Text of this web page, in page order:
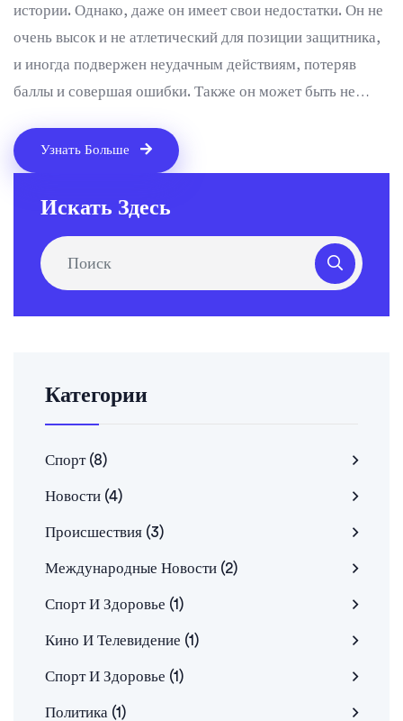
истории. Однако, даже он имеет свои недостатки. Он не
очень высок и не атлетический для позиции защитника,
и иногда подвержен неудачным действиям, потеряв
баллы и совершая ошибки. Также он может быть не
нападающего, что может приводить к недостаточной
реализации возможностей.
Узнать Больше
Искать Здесь
Категории
Спорт (8)
Новости (4)
Происшествия (3)
Международные Новости (2)
Спорт И Здоровье (1)
Кино И Телевидение (1)
Спорт И Здоровье (1)
Политика (1)